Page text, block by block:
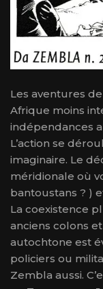
Les aventures
Afrique moins
indépendances
L’action se
imaginaire. Le
méridionale où
bantoustans ? )
La coexistence
anciens colons
autochtone est
policiers ou
Zembla aussi.